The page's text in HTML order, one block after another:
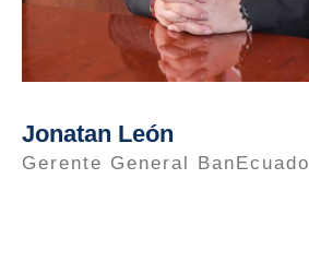
Jonatan León
Gerente General